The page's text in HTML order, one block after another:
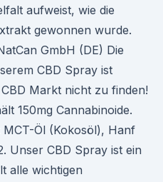
aufweist, wie die
gewonnen wurde.
GmbH (DE) Die
CBD Spray ist
Markt nicht zu finden!
150mg Cannabinoide.
Öl (Kokosöl), Hanf
Unser CBD Spray ist ein
alle wichtigen